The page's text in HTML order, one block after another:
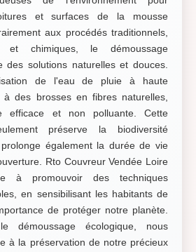
et surfaces de la mousse
aux procédés traditionnels,
et chimiques, le démoussage
des solutions naturelles et douces.
de l'eau de pluie à haute
à des brosses en fibres naturelles,
efficace et non polluante. Cette
préserve la biodiversité
également la durée de vie
Rto Couvreur Vendée Loire
à promouvoir des techniques
en sensibilisant les habitants de
de protéger notre planète.
démoussage écologique, nous
à la préservation de notre précieux